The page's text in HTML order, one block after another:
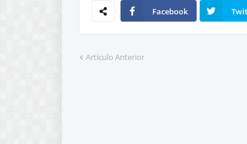
Facebook
Artículo Anterior